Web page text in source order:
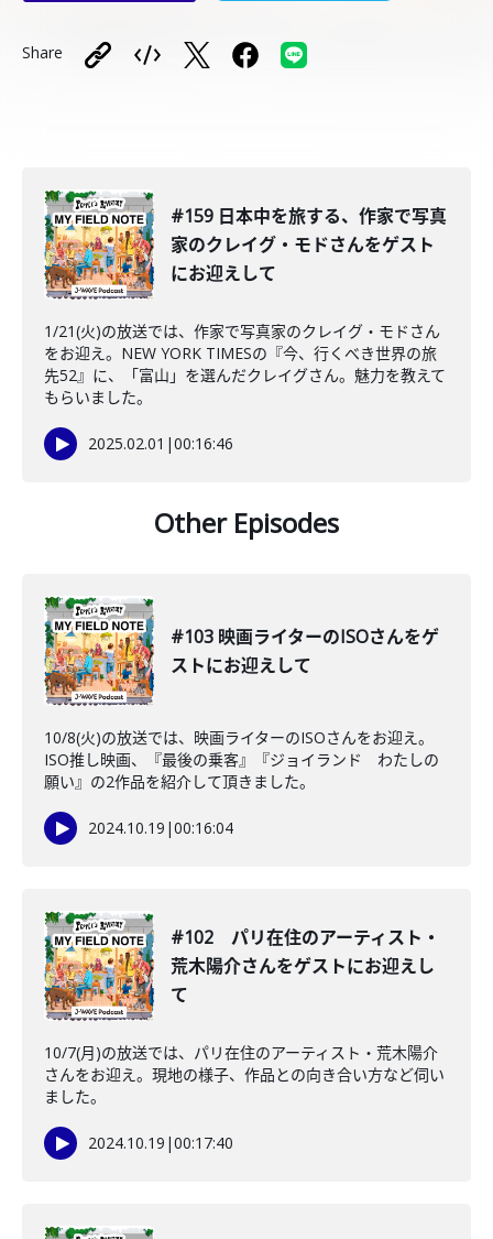
Share
#159 日本中を旅する、作家で写真
家のクレイグ・モドさんをゲスト
にお迎えして
1/21(火)の放送では、作家で写真家のクレイグ・モドさん
をお迎え。NEW YORK TIMESの『今、行くべき世界の旅
先52』に、「富山」を選んだクレイグさん。魅力を教えて
もらいました。
2025.02.01 |00:16:46
Other Episodes
#103 映画ライターのISOさんをゲ
ストにお迎えして
10/8(火)の放送では、映画ライターのISOさんをお迎え。
ISO推し映画、『最後の乗客』『ジョイランド わたしの
願い』の2作品を紹介して頂きました。
2024.10.19 |00:16:04
#102 パリ在住のアーティスト・
荒木陽介さんをゲストにお迎えし
て
10/7(月)の放送では、パリ在住のアーティスト・荒木陽介
さんをお迎え。現地の様子、作品との向き合い方など伺い
ました。
2024.10.19 |00:17:40